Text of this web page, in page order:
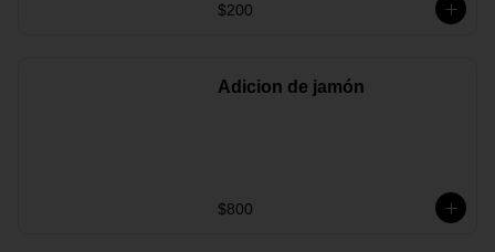
$200
Adicion de jamón
$800